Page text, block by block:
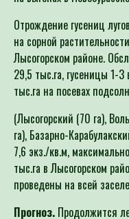
Отрождение гусениц
на сорной
Лысогорском районе.
29,5 тыс.га, гусеницы 1-
тыс.га на посевах
(Лысогорский (70 га),
га), Базарно-
7,6 экз./кв.м,
тыс.га в Лысогорском
проведены на всей
Прогноз. Продолжится